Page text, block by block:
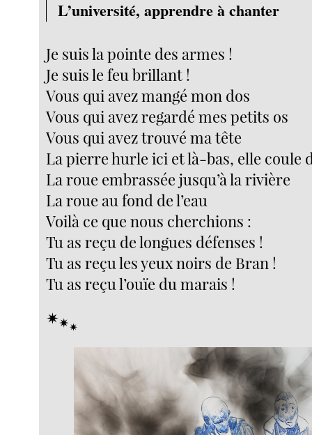
L’université, apprendre à chanter
Je suis la pointe des armes !
Je suis le feu brillant !
Vous qui avez mangé mon dos
Vous qui avez regardé mes petits os
Vous qui avez trouvé ma tête
La pierre hurle ici et là-bas, elle coule
La roue embrassée jusqu’à la rivière
La roue au fond de l’eau
Voilà ce que nous cherchions :
Tu as reçu de longues défenses !
Tu as reçu les yeux noirs de Bran !
Tu as reçu l’ouïe du marais !
✴︎✴︎✴︎